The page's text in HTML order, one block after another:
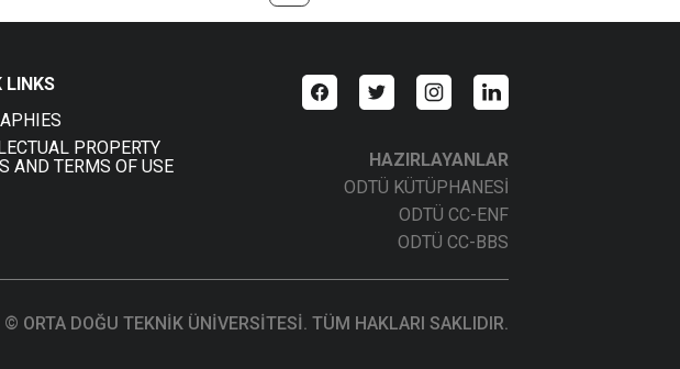
LINKS
PROPERTY
AND TERMS OF USE
HAZIRLAYANLAR
ODTÜ KÜTÜPHANESİ
ODTÜ CC-ENF
ODTÜ CC-BBS
© ORTA DOĞU TEKNİK ÜNİVERSİTESİ. TÜM HAKLARI SAKLIDIR.